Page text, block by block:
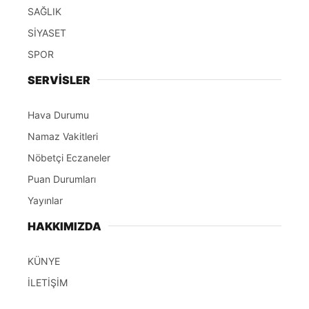
SAĞLIK
SİYASET
SPOR
SERVİSLER
Hava Durumu
Namaz Vakitleri
Nöbetçi Eczaneler
Puan Durumları
Yayınlar
HAKKIMIZDA
KÜNYE
İLETİŞİM